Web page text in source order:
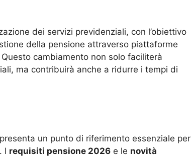
dei servizi previdenziali, con l’obiettivo
della pensione attraverso piattaforme
cambiamento non solo faciliterà
ma contribuirà anche a ridurre i tempi di
un punto di riferimento essenziale per
I requisiti pensione 2026 e le novità